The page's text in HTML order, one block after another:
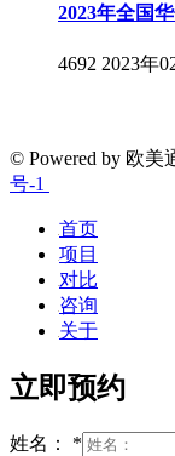
2023年全国
4692 2023年
© Powered by 欧美
号-1
首页
项目
对比
咨询
关于
立即预约
姓名： *